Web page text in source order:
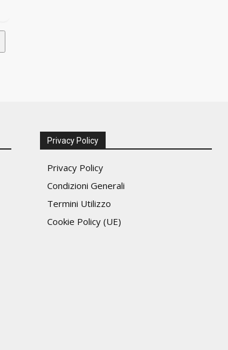
Privacy Policy
Privacy Policy
Condizioni Generali
Termini Utilizzo
Cookie Policy (UE)